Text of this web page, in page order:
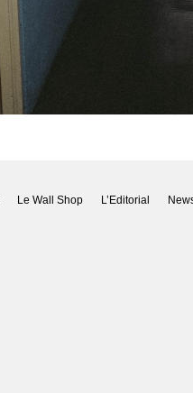
Le Wall Shop L’Editorial